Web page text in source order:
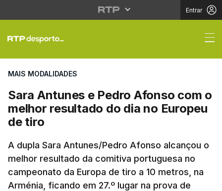
Entrar
Sara Antunes e
MAIS MODALIDADES
Sara Antunes e Pedro Afonso com o
melhor resultado do dia no Europeu
de tiro
A dupla Sara Antunes/Pedro Afonso alcançou o
melhor resultado da comitiva portuguesa no
campeonato da Europa de tiro a 10 metros, na
Arménia, ficando em 27.º lugar na prova de